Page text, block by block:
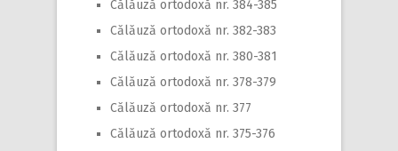
Călăuză ortodoxă nr. 384-385
Călăuză ortodoxă nr. 382-383
Călăuză ortodoxă nr. 380-381
Călăuză ortodoxă nr. 378-379
Călăuză ortodoxă nr. 377
Călăuză ortodoxă nr. 375-376